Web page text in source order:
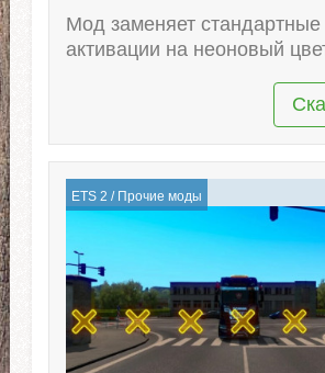
Мод заменяет
активации на неоновый
ETS 2 / Прочие моды